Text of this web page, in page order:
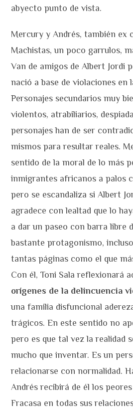
abyecto punto de vista.
Mercury y Andrés, también ex
Machistas, un poco garrulos,
Van de amigos de Albert Jordi
nació a base de violaciones en
Personajes secundarios muy
violentos, atrabiliarios,
personajes han de ser
mismos para resultar reales.
sentido de la moral de lo más
inmigrantes africanos a palos
pero se escandaliza si Albert
agradece con lealtad que lo
a dar un paseo con barra libre
bastante protagonismo,
tantas páginas como el que
Con él, Toni Sala reflexionará
orígenes de la delincuencia
una familia disfuncional
trágicos. En este sentido no
pero es que tal vez la realidad
mucho que inventar. Es un
relacionarse con normalidad.
Andrés recibirá de él los
Fracasa en todas sus